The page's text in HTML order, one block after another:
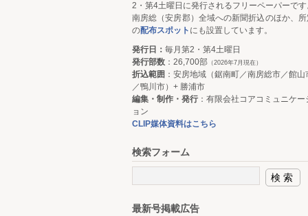
2・第4土曜日に発行されるフリーペーパーです
南房総（安房郡）全域への新聞折込のほか、所
の配布スポット にも設置しています。
発行日： 毎月第2・第4土曜日
発行部数 ：26,700部 （2026年7月現在）
折込範囲 ：安房地域（鋸南町／南房総市／館山
／鴨川市）+ 勝浦市
編集・制作・発行：有限会社コアコミュニケー
ョン
CLIP媒体資料はこちら
検索フォーム
最新号掲載広告